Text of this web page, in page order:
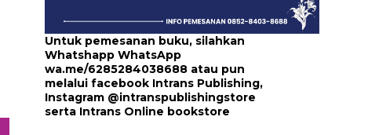
Untuk pemesanan buku, silahkan
Whatshapp WhatsApp
wa.me/6285284038688 atau pun
melalui facebook Intrans Publishing,
Instagram @intranspublishingstore
serta Intrans Online bookstore